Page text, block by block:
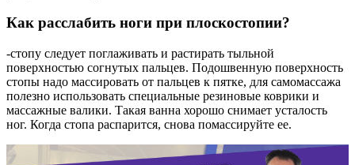
Как расслабить ноги при плоскостопии?
-стопу следует поглаживать и растирать тыльной
поверхностью согнутых пальцев. Подошвенную поверхность
стопы надо массировать от пальцев к пятке, для самомассажа
полезно использовать специальные резиновые коврики и
массажные валики. Такая ванна хорошо снимает усталость
ног. Когда стопа распарится, снова помассируйте ее.